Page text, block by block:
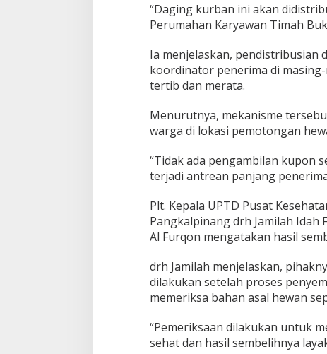
“Daging kurban ini akan
Perumahan Karyawan Timah
Ia menjelaskan, pendistribusian
koordinator penerima di
tertib dan merata.
Menurutnya, mekanisme
warga di lokasi pemotongan
“Tidak ada pengambilan kupon
terjadi antrean panjang
Plt. Kepala UPTD Pusat
Pangkalpinang drh Jamilah
Al Furqon mengatakan hasil
drh Jamilah menjelaskan,
dilakukan setelah proses
memeriksa bahan asal hewan
“Pemeriksaan dilakukan untuk
sehat dan hasil sembelihnya